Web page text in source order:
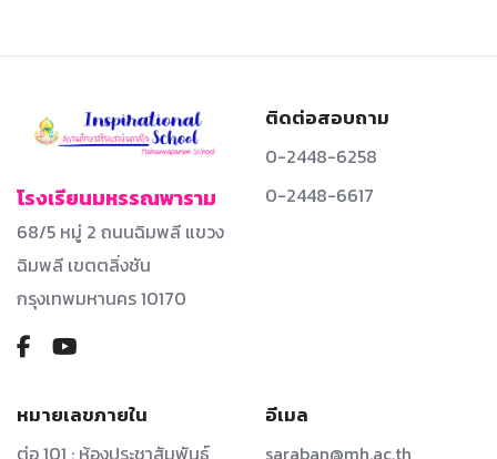
โรงเรียนมหรรณพาราม
68/5 หมู่ 2 ถนนฉิมพลี แขวง
ฉิมพลี เขตตลิ่งชัน
กรุงเทพมหานคร 10170
ติดต่อสอบถาม
0-2448-6258
0-2448-6617
หมายเลขภายใน
ต่อ 101 : ห้องประชาสัมพันธ์
อีเมล
saraban@mh.ac.th